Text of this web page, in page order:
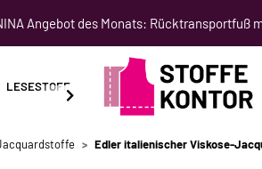
Angebot des Monats: Rücktransportfuß
LESESTOFF SCHNITTMUSTER NÄHKURSE
Edler italienischer Viskose-